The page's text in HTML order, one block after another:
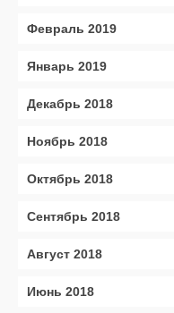
Февраль 2019
Январь 2019
Декабрь 2018
Ноябрь 2018
Октябрь 2018
Сентябрь 2018
Август 2018
Июнь 2018